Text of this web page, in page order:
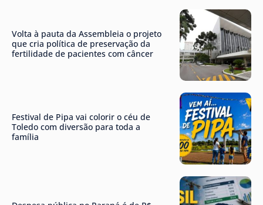
Volta à pauta da Assembleia o projeto
que cria política de preservação da
fertilidade de pacientes com câncer
Festival de Pipa vai colorir o céu de
Toledo com diversão para toda a
família